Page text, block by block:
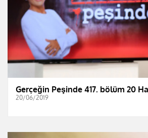
Gerçeğin Peşinde 417. bölüm 20
20/06/2019